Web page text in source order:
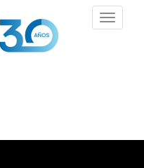
Toggle